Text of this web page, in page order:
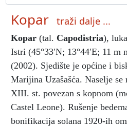
Kopar traži dalje ...
Kopar (tal. Capodistria),
Istri (45°33′N; 13°44′E; 11 m
(2002). Sjedište je općine i
Marijina Uzašašća. Naselje
XIII. st. povezan s kopnom
Castel Leone). Rušenje
bonifikacija solana 1920-ih